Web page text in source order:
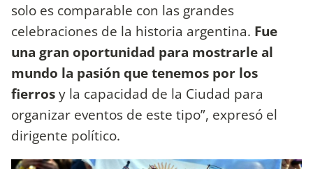
solo es comparable con las grandes
celebraciones de la historia argentina. Fue
una gran oportunidad para mostrarle al
mundo la pasión que tenemos por los
fierrosy la capacidad de la Ciudad para
organizar eventos de este tipo”, expresó el
dirigente político.